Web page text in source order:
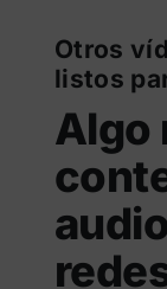
Otros
listos
Algo